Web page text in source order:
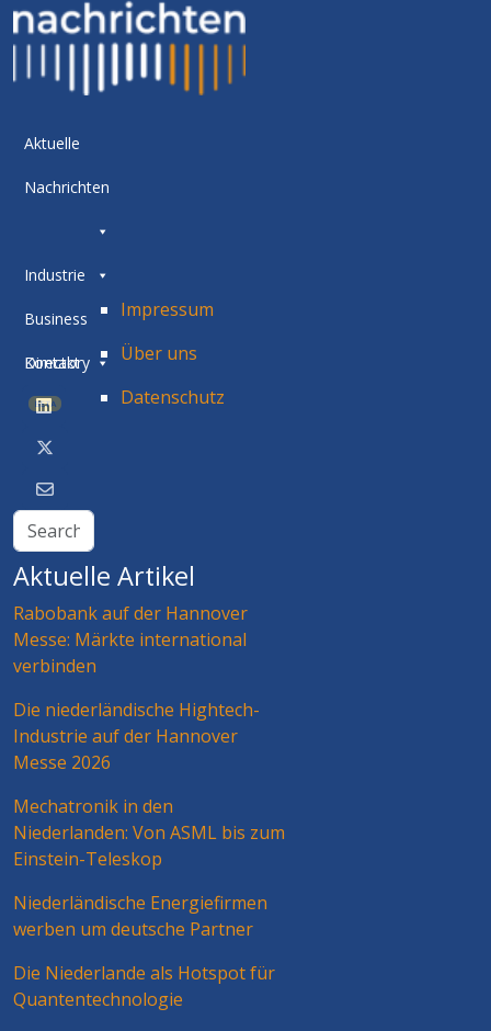
Aktuelle
Nachrichten
Industrie
Business
Directory
BETA
Kontakt
Impressum
Über uns
Datenschutz
Aktuelle Artikel
Rabobank auf der Hannover
Messe: Märkte international
verbinden
Die niederländische Hightech-
Industrie auf der Hannover
Messe 2026
Mechatronik in den
Niederlanden: Von ASML bis zum
Einstein-Teleskop
Niederländische Energiefirmen
werben um deutsche Partner
Die Niederlande als Hotspot für
Quantentechnologie